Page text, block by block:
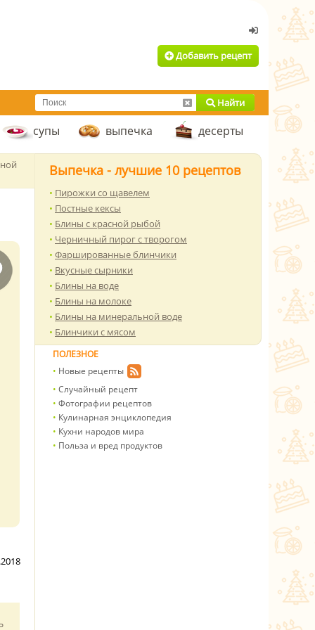
Добавить рецепт
Найти
супы выпечка десерты
Выпечка - лучшие 10 рецептов
Пирожки со щавелем
Постные кексы
Блины с красной рыбой
Черничный пирог с творогом
Фаршированные блинчики
Вкусные сырники
Блины на воде
Блины на молоке
Блины на минеральной воде
Блинчики с мясом
ПОЛЕЗНОЕ
Новые рецепты
Случайный рецепт
Фотографии рецептов
Кулинарная энциклопедия
Кухни народов мира
Польза и вред продуктов